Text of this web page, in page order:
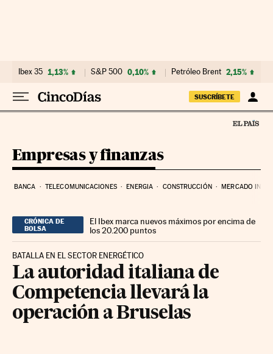
Ibex 35 1,13% S&P 500 0,10% Petróleo Brent 2,15%
SUSCRÍBETE
Empresas y finanzas
BANCA TELECOMUNICACIONES ENERGIA CONSTRUCCIÓN MERCADO
CRÓNICA DE
BOLSA
El Ibex marca nuevos máximos por encima de
los 20.200 puntos
BATALLA EN EL SECTOR ENERGÉTICO
La autoridad italiana de
Competencia llevará la
operación a Bruselas